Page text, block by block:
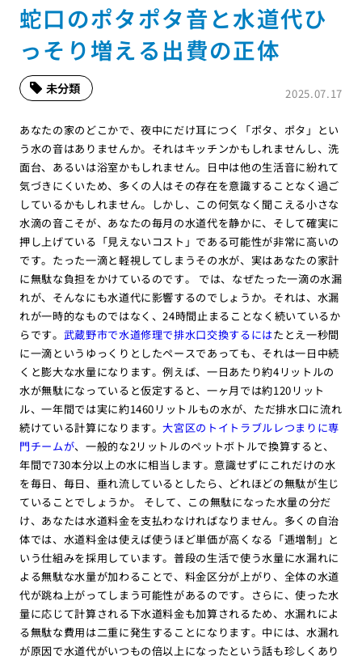
蛇口のポタポタ音と水道代ひ
っそり増える出費の正体
2025.07.17
未分類
あなたの家のどこかで、夜中にだけ耳につく「ポタ、ポタ」とい
う水の音はありませんか。それはキッチンかもしれませんし、洗
面台、あるいは浴室かもしれません。日中は他の生活音に紛れて
気づきにくいため、多くの人はその存在を意識することなく過ご
しているかもしれません。しかし、この何気なく聞こえる小さな
水滴の音こそが、あなたの毎月の水道代を静かに、そして確実に
押し上げている「見えないコスト」である可能性が非常に高いの
です。たった一滴と軽視してしまうその水が、実はあなたの家計
に無駄な負担をかけているのです。 では、なぜたった一滴の水漏
れが、そんなにも水道代に影響するのでしょうか。それは、水漏
れが一時的なものではなく、24時間止まることなく続いているか
らです。 武蔵野市で水道修理で排水口交換するにはたとえ一秒間
に一滴というゆっくりとしたペースであっても、それは一日中続
くと膨大な水量になります。例えば、一日あたり約4リットルの
水が無駄になっていると仮定すると、一ヶ月では約120リット
ル、一年間では実に約1460リットルもの水が、ただ排水口に流れ
続けている計算になります。大宮区のトイトラブルレつまりに専
門チームが、一般的な2リットルのペットボトルで換算すると、
年間で730本分以上の水に相当します。意識せずにこれだけの水
を毎日、毎日、垂れ流しているとしたら、どれほどの無駄が生じ
ていることでしょうか。 そして、この無駄になった水量の分だ
け、あなたは水道料金を支払わなければなりません。多くの自治
体では、水道料金は使えば使うほど単価が高くなる「逓増制」と
いう仕組みを採用しています。普段の生活で使う水量に水漏れに
よる無駄な水量が加わることで、料金区分が上がり、全体の水道
代が跳ね上がってしまう可能性があるのです。さらに、使った水
量に応じて計算される下水道料金も加算されるため、水漏れによ
る無駄な費用は二重に発生することになります。中には、水漏れ
が原因で水道代がいつもの倍以上になったという話も珍しくあり